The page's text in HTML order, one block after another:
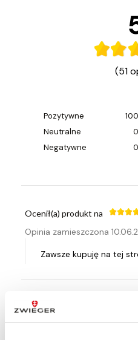
(51
Pozytywne
Neutralne
Negatywne
Ocenił(a) produkt na
Opinia zamieszczona
Ocenił(a) produkt na
Opinia zamieszczona
Zawsze kupuję na tej
Ocenił(a) produkt na
Opinia zamieszczona